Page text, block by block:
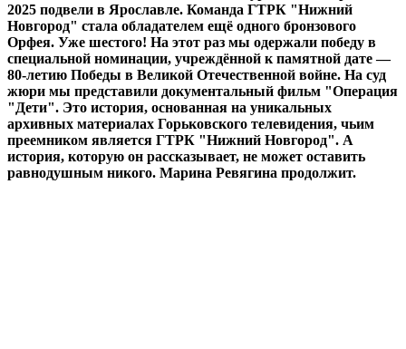
2025 подвели в Ярославле. Команда ГТРК "Нижний
Новгород" стала обладателем ещё одного бронзового
Орфея. Уже шестого! На этот раз мы одержали победу в
специальной номинации, учреждённой к памятной дате —
80-летию Победы в Великой Отечественной войне. На суд
жюри мы представили документальный фильм "Операция
"Дети". Это история, основанная на уникальных
архивных материалах Горьковского телевидения, чьим
преемником является ГТРК "Нижний Новгород". А
история, которую он рассказывает, не может оставить
равнодушным никого. Марина Ревягина продолжит.